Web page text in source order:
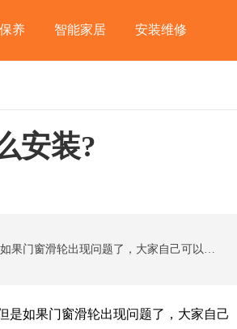
养 智能家居 安装维修
安装?
安装门窗的时候，我们都是有专门的师傅的，所以一般都不用担心什么，但是如果门窗滑轮出现问题了，大家自己可以安装吗?对于这种小零件，我们还是可以尝试自己安装的，大家也不用担心，下文为大家介绍了门窗滑轮的材质以及安装知识，大家可以看看。
如果门窗滑轮出现问题了，大家自己